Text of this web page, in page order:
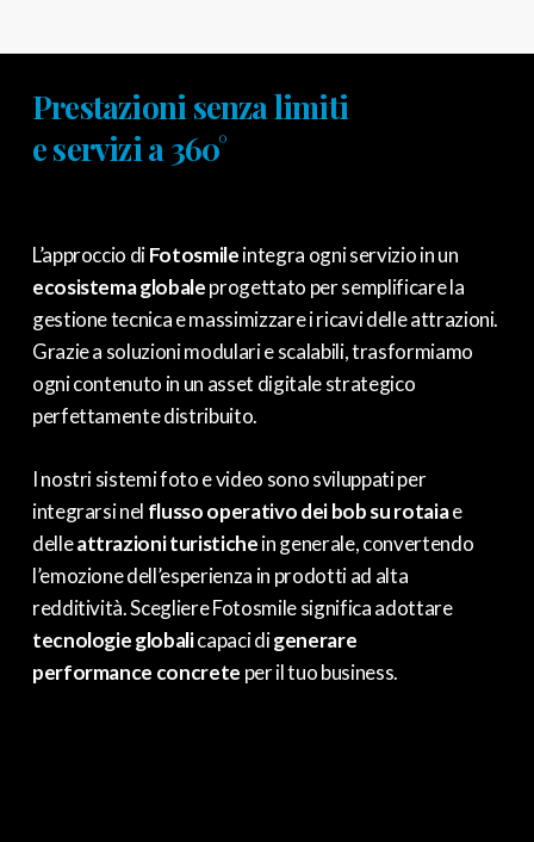
Prestazioni senza limiti
e servizi a 360°
L’approccio diFotosmileintegra ogni servizio in un
ecosistema globaleprogettato per semplificare la
gestione tecnica e massimizzare i ricavi delle attrazioni.
Grazie a soluzioni modulari e scalabili, trasformiamo
ogni contenuto in un asset digitale strategico
perfettamente distribuito.
I nostri sistemi foto e video sono sviluppati per
integrarsi nel flusso operativo dei bob su rotaiae
delleattrazioni turistichein generale, convertendo
l’emozione dell’esperienza in prodotti ad alta
redditività. Scegliere Fotosmile significa adottare
tecnologie globalicapaci digenerare
performance concrete per il tuo business.